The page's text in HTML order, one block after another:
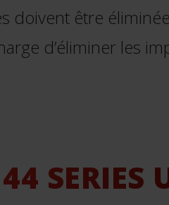
doivent être
d’éliminer les
SERIES